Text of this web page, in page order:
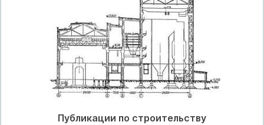
Публикации по строительству